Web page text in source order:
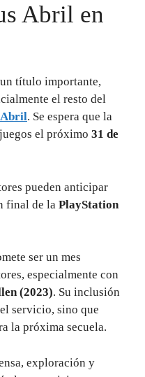
Abril en
título importante,
el resto del
Abril. Se espera que la
el próximo 31 de
pueden anticipar
final de la PlayStation
ser un mes
especialmente con
(2023). Su inclusión
servicio, sino que
la próxima secuela.
exploración y